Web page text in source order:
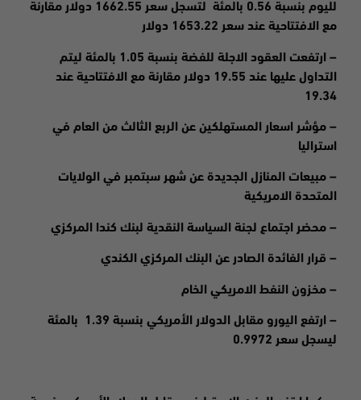
لليوم بنسبة 0.56 بالمئة لتسجل سعر 1662.55 دولار مقارنة
مع الافتتاحية عند سعر 1653.22 دولار
– ارتفعت
العقود الاجلة للفضة بنسبة 1.05 بالمئة ليتم
التداول عليها عند 19.55 دولار مقارنة مع الافتتاحية عند
19.34
– مؤشر اسعار المستهلكين عن الربع الثالث من العام في
استراليا
– مبيعات المنازل الجديدة عن شهر سبتمبر في الولايات
المتحدة الامريكية
– محضر اجتماع لجنة السياسة النقدية لبنك كندا المركزي
– قرار الفائدة الصادر عن البنك المركزي الكندي
– مخزون النفط الامريكي الخام
– ارتفع اليورو مقابل الدولار الأمريكي بنسبة 1.39 بالمئة
ليسجل سعر 0.9972